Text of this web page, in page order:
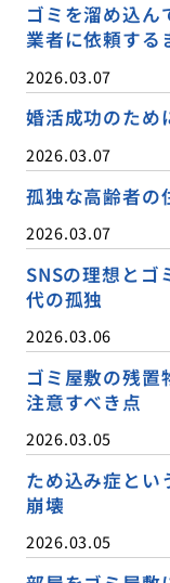
ゴミを溜め込ん
業者に依頼する
2026.03.07
婚活成功のため
2026.03.07
孤独な高齢者の
2026.03.07
SNSの理想とゴ
代の孤独
2026.03.06
ゴミ屋敷の残置
注意すべき点
2026.03.05
ため込み症とい
崩壊
2026.03.05